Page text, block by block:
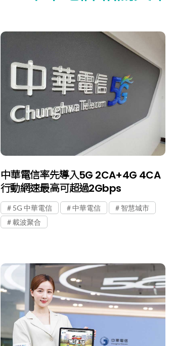
中華電信率先導入5G 2CA+4G 4CA
行動網速最高可超過2Gbps
5G 中華電信 中華電信
智慧城市
載波聚合